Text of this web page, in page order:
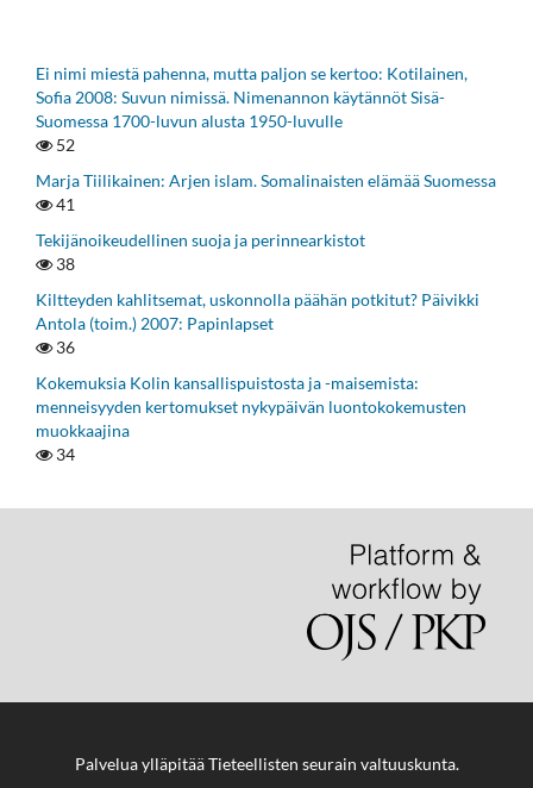
Ei nimi miestä pahenna, mutta paljon se kertoo: Kotilainen,
Sofia 2008: Suvun nimissä. Nimenannon käytännöt Sisä-
Suomessa 1700-luvun alusta 1950-luvulle
52
Marja Tiilikainen: Arjen islam. Somalinaisten elämää Suomessa
41
Tekijänoikeudellinen suoja ja perinnearkistot
38
Kiltteyden kahlitsemat, uskonnolla päähän potkitut? Päivikki
Antola (toim.) 2007: Papinlapset
36
Kokemuksia Kolin kansallispuistosta ja -maisemista:
menneisyyden kertomukset nykypäivän luontokokemusten
muokkaajina
34
Palvelua ylläpitääTieteellisten seurain valtuuskunta.